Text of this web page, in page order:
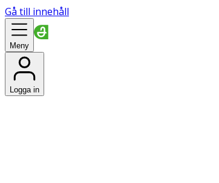
Gå till innehåll
Meny
Logga in